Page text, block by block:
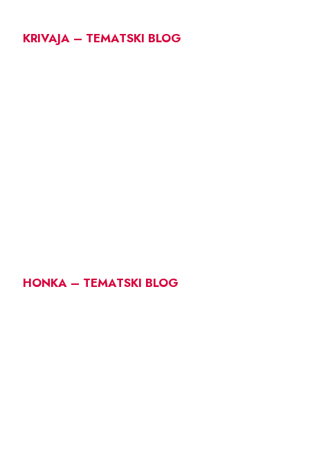
KRIVAJA – TEMATSKI BLOG
HONKA – TEMATSKI BLOG